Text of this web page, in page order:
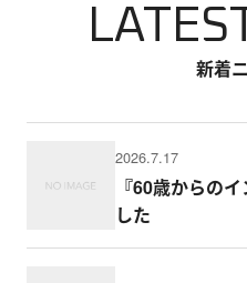
新着
2026.7.17
『60歳からの
した